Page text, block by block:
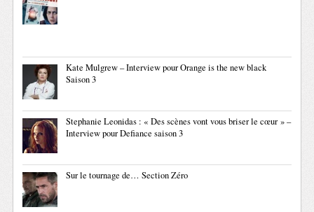
Kate Mulgrew – Interview pour Orange is the new black
Saison 3
Stephanie Leonidas : « Des scènes vont vous briser le cœur » –
Interview pour Defiance saison 3
Sur le tournage de… Section Zéro